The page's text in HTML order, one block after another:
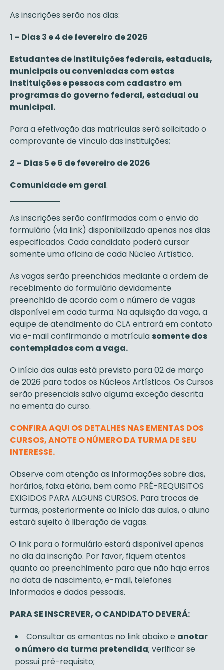
As inscrições serão nos dias:
1 – Dias 3 e 4 de fevereiro de 2026
Estudantes de instituições federais, estaduais,
municipais ou conveniadas com estas
instituições e pessoas com cadastro em
programas do governo federal, estadual ou
municipal.
Para a efetivação das matrículas será solicitado o
comprovante de vínculo das instituições;
2 – Dias 5 e 6 de fevereiro de 2026
Comunidade em geral.
As inscrições serão confirmadas com o envio do
formulário (via link) disponibilizado apenas nos dias
especificados. Cada candidato poderá cursar
somente uma oficina de cada Núcleo Artístico.
As vagas serão preenchidas mediante a ordem de
recebimento do formulário devidamente
preenchido de acordo com o número de vagas
disponível em cada turma. Na aquisição da vaga, a
equipe de atendimento do CLA entrará em contato
via e-mail confirmando a matrícula somente dos
contemplados com a vaga.
O início das aulas está previsto para 02 de março
de 2026 para todos os Núcleos Artísticos. Os Cursos
serão presenciais salvo alguma exceção descrita
na ementa do curso.
CONFIRA AQUI OS DETALHES NAS EMENTAS DOS
CURSOS, ANOTE O NÚMERO DA TURMA DE SEU
INTERESSE.
Observe com atenção as informações sobre dias,
horários, faixa etária, bem como PRÉ-REQUISITOS
EXIGIDOS PARA ALGUNS CURSOS. Para trocas de
turmas, posteriormente ao início das aulas, o aluno
estará sujeito à liberação de vagas.
O link para o formulário estará disponível apenas
no dia da inscrição. Por favor, fiquem atentos
quanto ao preenchimento para que não haja erros
na data de nascimento, e-mail, telefones
informados e dados pessoais.
PARA SE INSCREVER, O CANDIDATO DEVERÁ:
Consultar as ementas no link abaixo e anotar
o número da turma pretendida; verificar se
possui pré-requisito;